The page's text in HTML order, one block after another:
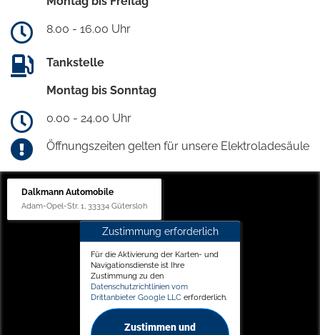
8.00 - 16.00 Uhr
Tankstelle
Montag bis Sonntag
0.00 - 24.00 Uhr
Öffnungszeiten gelten für unsere Elektroladesäule
Dalkmann Automobile
Adam-Opel-Str. 1, 33334 Gütersloh
Zustimmung erforderlich
Für die Aktivierung der Karten- und
Navigationsdienste ist Ihre
Zustimmung zu den
Datenschutzrichtlinien vom
Drittanbieter Google LLC erforderlich.
Zustimmen und